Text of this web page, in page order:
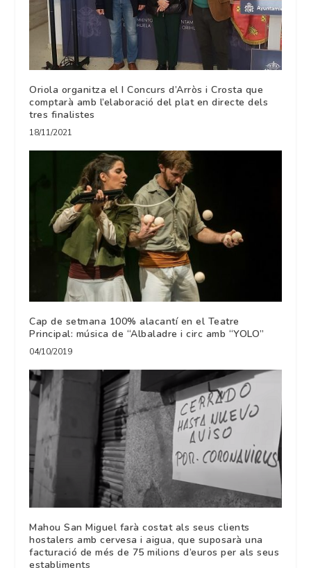
Oriola organitza el I Concurs d’Arròs i Crosta que
comptarà amb l’elaboració del plat en directe dels
tres finalistes
18/11/2021
Cap de setmana 100% alacantí en el Teatre
Principal: música de “Albaladre i circ amb “YOLO”
04/10/2019
Mahou San Miguel farà costat als seus clients
hostalers amb cervesa i aigua, que suposarà una
facturació de més de 75 milions d’euros per als seus
establiments